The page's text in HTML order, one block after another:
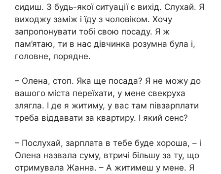
сидиш. З будь-якої ситуації є вихід. Слухай. Я
виходжу заміж і їду з чоловіком. Хочу
запропонувати тобі свою посаду. Я ж
пам’ятаю, ти в нас дівчинка розумна була і,
головне, порядне.
– Олена, стоп. Яка ще посада? Я не можу до
вашого міста переїхати, у мене свекруха
злягла. І де я житиму, у вас там півзарплати
треба віддавати за квартиру. І який сенс?
– Послухай, зарплата в тебе буде хороша, – і
Олена назвала суму, втричі більшу за ту, що
отримувала Жанна. – А житимеш у мене. Я